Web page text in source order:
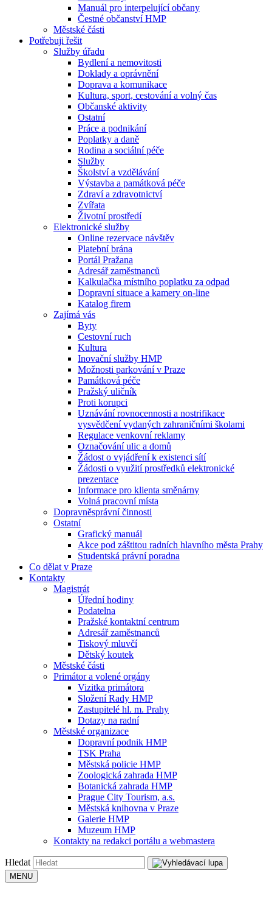
Manuál pro interpelující občany
Čestné občanství HMP
Městské části
Potřebuji řešit
Služby úřadu
Bydlení a nemovitosti
Doklady a oprávnění
Doprava a komunikace
Kultura, sport, cestování a volný čas
Občanské aktivity
Ostatní
Práce a podnikání
Poplatky a daně
Rodina a sociální péče
Služby
Školství a vzdělávání
Výstavba a památková péče
Zdraví a zdravotnictví
Zvířata
Životní prostředí
Elektronické služby
Online rezervace návštěv
Platební brána
Portál Pražana
Adresář zaměstnanců
Kalkulačka místního poplatku za odpad
Dopravní situace a kamery on-line
Katalog firem
Zajímá vás
Byty
Cestovní ruch
Kultura
Inovační služby HMP
Možnosti parkování v Praze
Památková péče
Pražský uličník
Proti korupci
Uznávání rovnocennosti a nostrifikace
vysvědčení vydaných zahraničními školami
Regulace venkovní reklamy
Označování ulic a domů
Žádost o vyjádření k existenci sítí
Žádosti o využití prostředků elektronické
prezentace
Informace pro klienta směnárny
Volná pracovní místa
Dopravněsprávní činnosti
Ostatní
Grafický manuál
Akce pod záštitou radních hlavního města Prahy
Studentská právní poradna
Co dělat v Praze
Kontakty
Magistrát
Úřední hodiny
Podatelna
Pražské kontaktní centrum
Adresář zaměstnanců
Tiskový mluvčí
Dětský koutek
Městské části
Primátor a volené orgány
Vizitka primátora
Složení Rady HMP
Zastupitelé hl. m. Prahy
Dotazy na radní
Městské organizace
Dopravní podnik HMP
TSK Praha
Městská policie HMP
Zoologická zahrada HMP
Botanická zahrada HMP
Prague City Tourism, a.s.
Městská knihovna v Praze
Galerie HMP
Muzeum HMP
Kontakty na redakci portálu a webmastera
Hledat
MENU